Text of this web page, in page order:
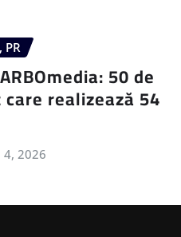
PR
50 de
realizează 54
4, 2026